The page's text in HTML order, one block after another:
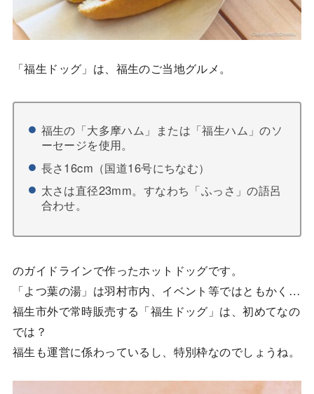
「福生ドッグ」は、福生のご当地グルメ。
福生の「大多摩ハム」または「福生ハム」のソ
ーセージを使用。
長さ16cm（国道16号にちなむ）
太さは直径23mm。すなわち「ふっさ」の語呂
合わせ。
のガイドラインで作ったホットドッグです。
「よつ葉の湯」は羽村市内、イベント等ではともかく…
福生市外で常時販売する「福生ドッグ」は、初めてなの
では？
福生も運営に係わっているし、特別枠なのでしょうね。